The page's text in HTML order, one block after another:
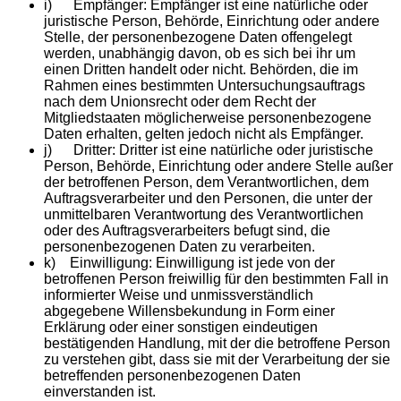
i) Empfänger: Empfänger ist eine natürliche oder
juristische Person, Behörde, Einrichtung oder andere
Stelle, der personenbezogene Daten offengelegt
werden, unabhängig davon, ob es sich bei ihr um
einen Dritten handelt oder nicht. Behörden, die im
Rahmen eines bestimmten Untersuchungsauftrags
nach dem Unionsrecht oder dem Recht der
Mitgliedstaaten möglicherweise personenbezogene
Daten erhalten, gelten jedoch nicht als Empfänger.
j) Dritter: Dritter ist eine natürliche oder juristische
Person, Behörde, Einrichtung oder andere Stelle außer
der betroffenen Person, dem Verantwortlichen, dem
Auftragsverarbeiter und den Personen, die unter der
unmittelbaren Verantwortung des Verantwortlichen
oder des Auftragsverarbeiters befugt sind, die
personenbezogenen Daten zu verarbeiten.
k) Einwilligung: Einwilligung ist jede von der
betroffenen Person freiwillig für den bestimmten Fall in
informierter Weise und unmissverständlich
abgegebene Willensbekundung in Form einer
Erklärung oder einer sonstigen eindeutigen
bestätigenden Handlung, mit der die betroffene Person
zu verstehen gibt, dass sie mit der Verarbeitung der sie
betreffenden personenbezogenen Daten
einverstanden ist.